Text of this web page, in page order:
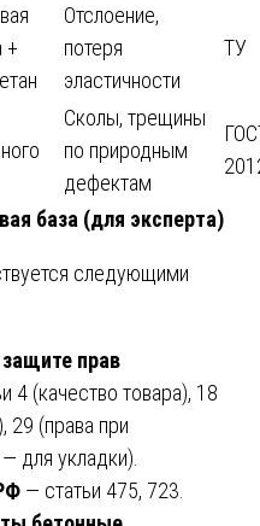
+
Отслоение,
потеря
эластичности
ТУ
Сколы, трещины
по природным
дефектам
база (для эксперта)
следующими
прав
4 (качество товара), 18
29 (права при
для укладки).
— статьи 475, 723.